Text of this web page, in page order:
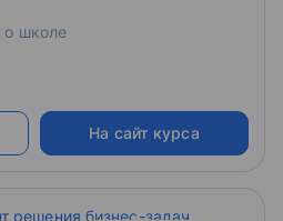
о школе
На сайт курса